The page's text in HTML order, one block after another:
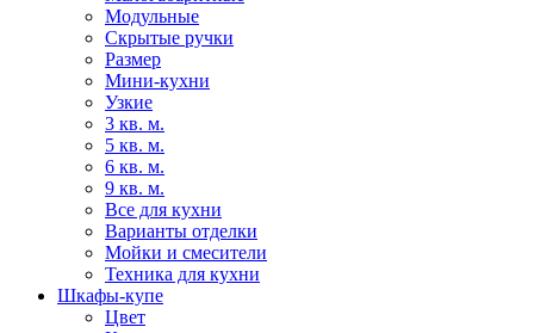
Модульные
Скрытые ручки
Размер
Мини-кухни
Узкие
3 кв. м.
5 кв. м.
6 кв. м.
9 кв. м.
Все для кухни
Варианты отделки
Мойки и смесители
Техника для кухни
Шкафы-купе
Цвет